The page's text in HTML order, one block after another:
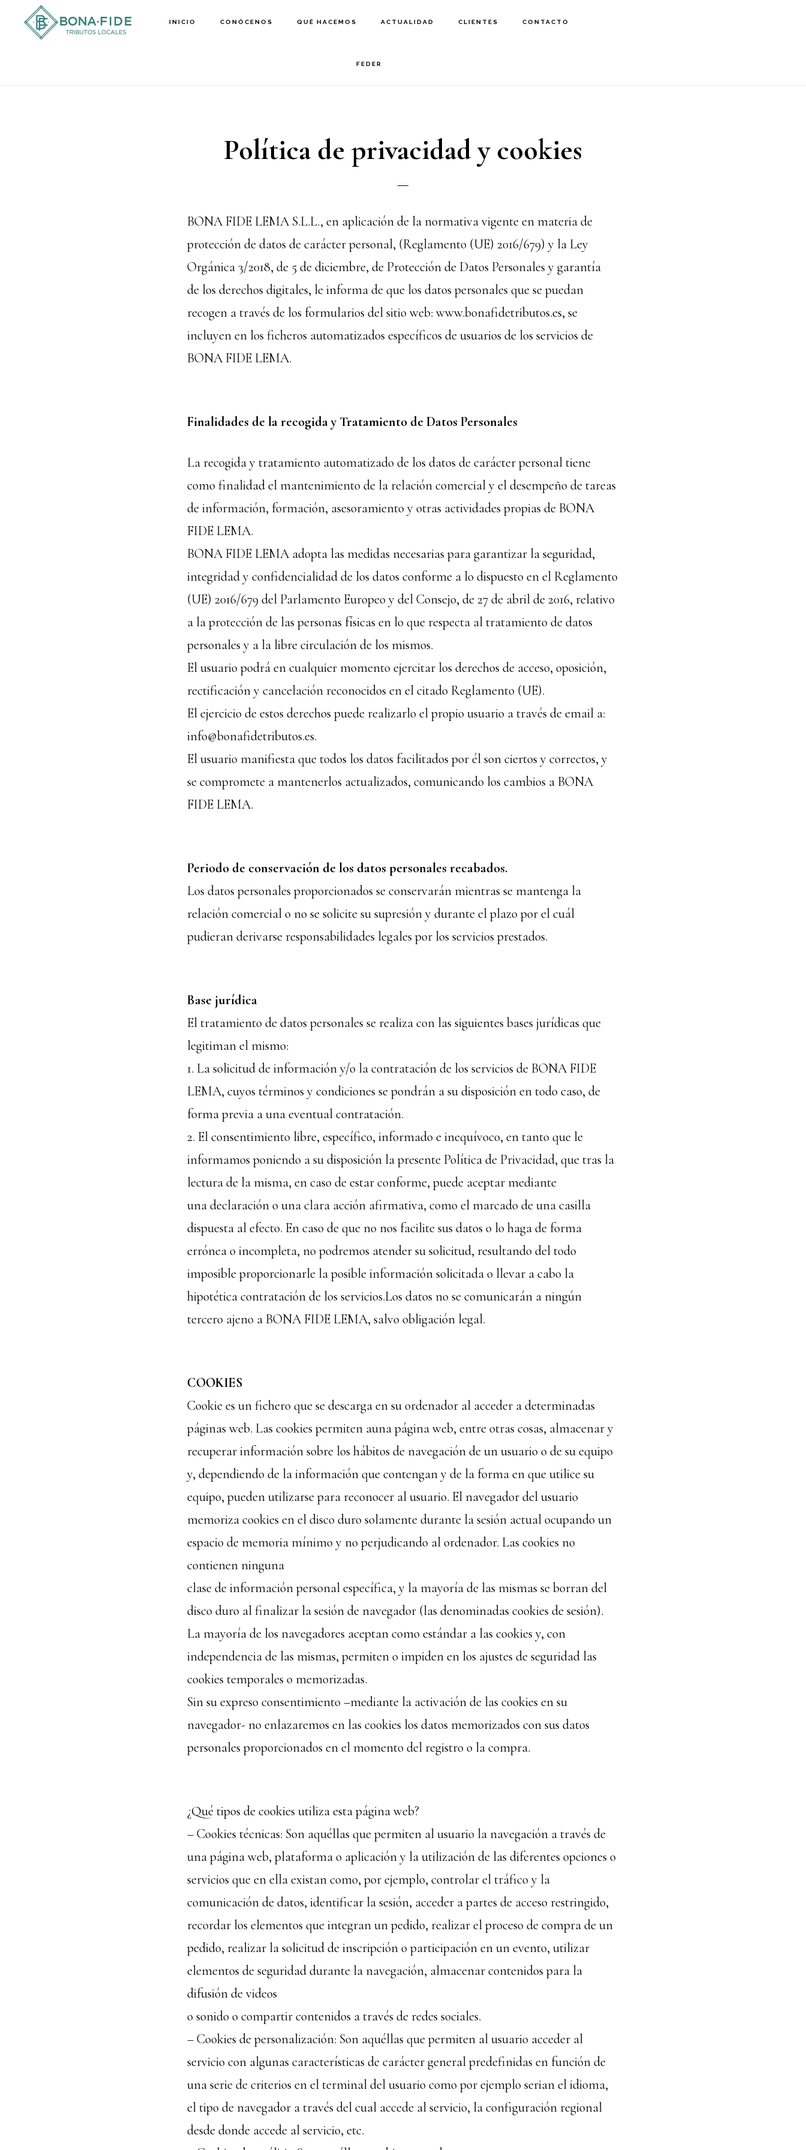
INICIO CONÓCENOS QUÉ HACEMOS ACTUALIDAD CLIENTES CONTACTO
FEDER
Política de privacidad y cookies
BONA FIDE LEMA S.L.L., en aplicación de la normativa vigente en materia de
protección de datos de carácter personal, (Reglamento (UE) 2016/679) y la Ley
Orgánica 3/2018, de 5 de diciembre, de Protección de Datos Personales y garantía
de los derechos digitales, le informa de que los datos personales que se puedan
recogen a través de los formularios del sitio web: www.bonafidetributos.es, se
incluyen en los ficheros automatizados específicos de usuarios de los servicios de
BONA FIDE LEMA.
Finalidades de la recogida y Tratamiento de Datos Personales
La recogida y tratamiento automatizado de los datos de carácter personal tiene
como finalidad el mantenimiento de la relación comercial y el desempeño de tareas
de información, formación, asesoramiento y otras actividades propias de BONA
FIDE LEMA.
BONA FIDE LEMA adopta las medidas necesarias para garantizar la seguridad,
integridad y confidencialidad de los datos conforme a lo dispuesto en el Reglamento
(UE) 2016/679 del Parlamento Europeo y del Consejo, de 27 de abril de 2016, relativo
a la protección de las personas físicas en lo que respecta al tratamiento de datos
personales y a la libre circulación de los mismos.
El usuario podrá en cualquier momento ejercitar los derechos de acceso, oposición,
rectificación y cancelación reconocidos en el citado Reglamento (UE).
El ejercicio de estos derechos puede realizarlo el propio usuario a través de email a:
info@bonafidetributos.es.
El usuario manifiesta que todos los datos facilitados por él son ciertos y correctos, y
se compromete a mantenerlos actualizados, comunicando los cambios a BONA
FIDE LEMA.
Periodo de conservación de los datos personales recabados.
Los datos personales proporcionados se conservarán mientras se mantenga la
relación comercial o no se solicite su supresión y durante el plazo por el cuál
pudieran derivarse responsabilidades legales por los servicios prestados.
Base jurídica
El tratamiento de datos personales se realiza con las siguientes bases jurídicas que
legitiman el mismo:
1. La solicitud de información y/o la contratación de los servicios de BONA FIDE
LEMA, cuyos términos y condiciones se pondrán a su disposición en todo caso, de
forma previa a una eventual contratación.
2. El consentimiento libre, específico, informado e inequívoco, en tanto que le
informamos poniendo a su disposición la presente Política de Privacidad, que tras la
lectura de la misma, en caso de estar conforme, puede aceptar mediante
una declaración o una clara acción afirmativa, como el marcado de una casilla
dispuesta al efecto. En caso de que no nos facilite sus datos o lo haga de forma
errónea o incompleta, no podremos atender su solicitud, resultando del todo
imposible proporcionarle la posible información solicitada o llevar a cabo la
hipotética contratación de los servicios.Los datos no se comunicarán a ningún
tercero ajeno a BONA FIDE LEMA, salvo obligación legal.
COOKIES
Cookie es un fichero que se descarga en su ordenador al acceder a determinadas
páginas web. Las cookies permiten auna página web, entre otras cosas, almacenar y
recuperar información sobre los hábitos de navegación de un usuario o de su equipo
y, dependiendo de la información que contengan y de la forma en que utilice su
equipo, pueden utilizarse para reconocer al usuario. El navegador del usuario
memoriza cookies en el disco duro solamente durante la sesión actual ocupando un
espacio de memoria mínimo y no perjudicando al ordenador. Las cookies no
contienen ninguna
clase de información personal específica, y la mayoría de las mismas se borran del
disco duro al finalizar la sesión de navegador (las denominadas cookies de sesión).
La mayoría de los navegadores aceptan como estándar a las cookies y, con
independencia de las mismas, permiten o impiden en los ajustes de seguridad las
cookies temporales o memorizadas.
Sin su expreso consentimiento –mediante la activación de las cookies en su
navegador- no enlazaremos en las cookies los datos memorizados con sus datos
personales proporcionados en el momento del registro o la compra.
¿Qué tipos de cookies utiliza esta página web?
– Cookies técnicas: Son aquéllas que permiten al usuario la navegación a través de
una página web, plataforma o aplicación y la utilización de las diferentes opciones o
servicios que en ella existan como, por ejemplo, controlar el tráfico y la
comunicación de datos, identificar la sesión, acceder a partes de acceso restringido,
recordar los elementos que integran un pedido, realizar el proceso de compra de un
pedido, realizar la solicitud de inscripción o participación en un evento, utilizar
elementos de seguridad durante la navegación, almacenar contenidos para la
difusión de videos
o sonido o compartir contenidos a través de redes sociales.
– Cookies de personalización: Son aquéllas que permiten al usuario acceder al
servicio con algunas características de carácter general predefinidas en función de
una serie de criterios en el terminal del usuario como por ejemplo serian el idioma,
el tipo de navegador a través del cual accede al servicio, la configuración regional
desde donde accede al servicio, etc.